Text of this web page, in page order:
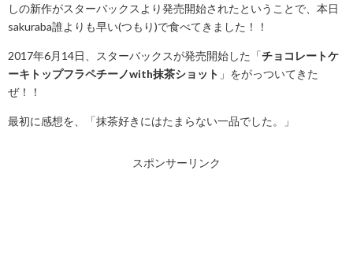
しの新作がスターバックスより発売開始されたということで、本日
sakuraba誰よりも早い(つもり)で食べてきました！！
2017年6月14日、スターバックスが発売開始した「チョコレートケ
ーキトップフラペチーノwith抹茶ショット 」をがっついてきた
ぜ！！
最初に感想を、「抹茶好きにはたまらない一品でした。」
スポンサーリンク